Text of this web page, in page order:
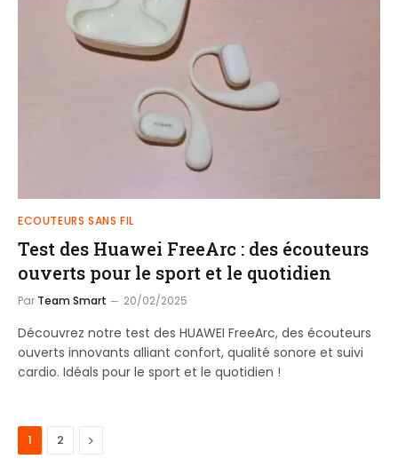
ECOUTEURS SANS FIL
Test des Huawei FreeArc : des écouteurs
ouverts pour le sport et le quotidien
Par Team Smart 20/02/2025
Découvrez notre test des HUAWEI FreeArc, des écouteurs
ouverts innovants alliant confort, qualité sonore et suivi
cardio. Idéals pour le sport et le quotidien !
1 2 Next